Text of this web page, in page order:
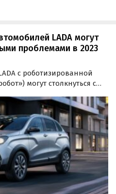
LADA могут
проблемами в 2023
с роботизированной
могут столкнуться с
это связано с острейшим
для этой коробки…